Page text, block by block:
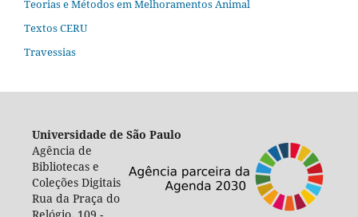
Teorias e Métodos em Melhoramentos Animal
Textos CERU
Travessias
Universidade de São Paulo
Agência de
Bibliotecas e
Coleções Digitais
Rua da Praça do